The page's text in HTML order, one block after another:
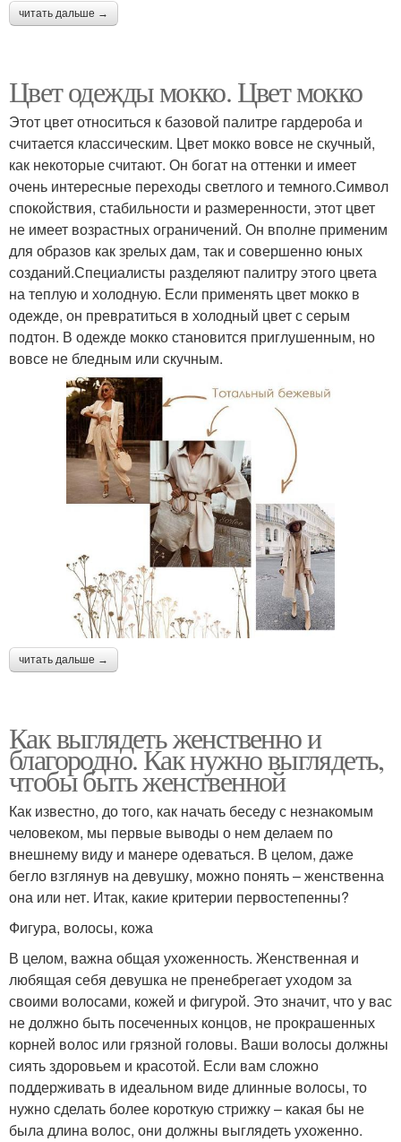
читать дальше →
Цвет одежды мокко. Цвет мокко
Этот цвет относиться к базовой палитре гардероба и
считается классическим. Цвет мокко вовсе не скучный,
как некоторые считают. Он богат на оттенки и имеет
очень интересные переходы светлого и темного.Символ
спокойствия, стабильности и размеренности, этот цвет
не имеет возрастных ограничений. Он вполне применим
для образов как зрелых дам, так и совершенно юных
созданий.Специалисты разделяют палитру этого цвета
на теплую и холодную. Если применять цвет мокко в
одежде, он превратиться в холодный цвет с серым
подтон. В одежде мокко становится приглушенным, но
вовсе не бледным или скучным.
читать дальше →
Как выглядеть женственно и
благородно. Как нужно выглядеть,
чтобы быть женственной
Как известно, до того, как начать беседу с незнакомым
человеком, мы первые выводы о нем делаем по
внешнему виду и манере одеваться. В целом, даже
бегло взглянув на девушку, можно понять – женственна
она или нет. Итак, какие критерии первостепенны?
Фигура, волосы, кожа
В целом, важна общая ухоженность. Женственная и
любящая себя девушка не пренебрегает уходом за
своими волосами, кожей и фигурой. Это значит, что у вас
не должно быть посеченных концов, не прокрашенных
корней волос или грязной головы. Ваши волосы должны
сиять здоровьем и красотой. Если вам сложно
поддерживать в идеальном виде длинные волосы, то
нужно сделать более короткую стрижку – какая бы не
была длина волос, они должны выглядеть ухоженно.